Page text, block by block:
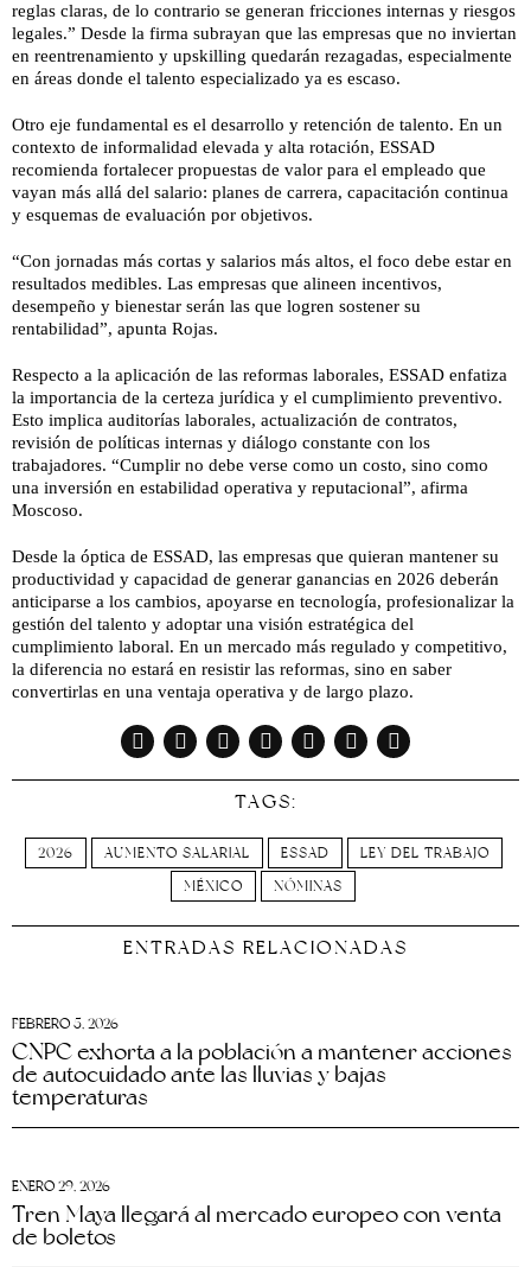
reglas claras, de lo contrario se generan fricciones internas y riesgos
legales.” Desde la firma subrayan que las empresas que no inviertan
en reentrenamiento y upskilling quedarán rezagadas, especialmente
en áreas donde el talento especializado ya es escaso.
Otro eje fundamental es el desarrollo y retención de talento. En un
contexto de informalidad elevada y alta rotación, ESSAD
recomienda fortalecer propuestas de valor para el empleado que
vayan más allá del salario: planes de carrera, capacitación continua
y esquemas de evaluación por objetivos.
“Con jornadas más cortas y salarios más altos, el foco debe estar en
resultados medibles. Las empresas que alineen incentivos,
desempeño y bienestar serán las que logren sostener su
rentabilidad”, apunta Rojas.
Respecto a la aplicación de las reformas laborales, ESSAD enfatiza
la importancia de la certeza jurídica y el cumplimiento preventivo.
Esto implica auditorías laborales, actualización de contratos,
revisión de políticas internas y diálogo constante con los
trabajadores. “Cumplir no debe verse como un costo, sino como
una inversión en estabilidad operativa y reputacional”, afirma
Moscoso.
Desde la óptica de ESSAD, las empresas que quieran mantener su
productividad y capacidad de generar ganancias en 2026 deberán
anticiparse a los cambios, apoyarse en tecnología, profesionalizar la
gestión del talento y adoptar una visión estratégica del
cumplimiento laboral. En un mercado más regulado y competitivo,
la diferencia no estará en resistir las reformas, sino en saber
convertirlas en una ventaja operativa y de largo plazo.
TAGS:
2026 AUMENTO SALARIAL ESSAD
LEY DEL TRABAJO
MÉXICO
NÓMINAS
ENTRADAS RELACIONADAS
FEBRERO 5, 2026
CNPC exhorta a la población a mantener acciones
de autocuidado ante las lluvias y bajas
temperaturas
ENERO 29, 2026
Tren Maya llegará al mercado europeo con venta
de boletos